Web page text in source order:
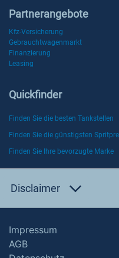
Partnerangebote
Kfz-Versicherung
Gebrauchtwagenmarkt
Finanzierung
Leasing
Quickfinder
Finden Sie die besten Tankstellen
Finden Sie die günstigsten
Finden Sie Ihre bevorzugte Marke
Disclaimer
Impressum
AGB